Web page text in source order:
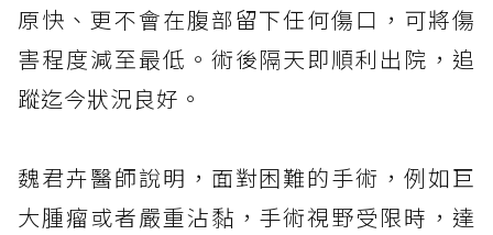
原快、更不會在腹部留下任何傷口，可將傷
害程度減至最低。術後隔天即順利出院，追
蹤迄今狀況良好。
魏君卉醫師說明，面對困難的手術，例如巨
大腫瘤或者嚴重沾黏，手術視野受限時，達